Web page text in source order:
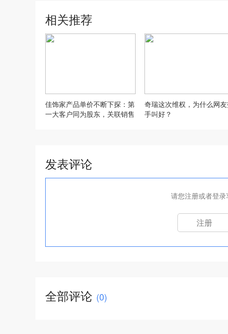
相关推荐
佳饰家产品单价不断下探：第
一大客户同为股东，关联销售
奇瑞这次维权，为什么网
手叫好？
发表评论
请您注册或者登
注册
全部评论 (0)